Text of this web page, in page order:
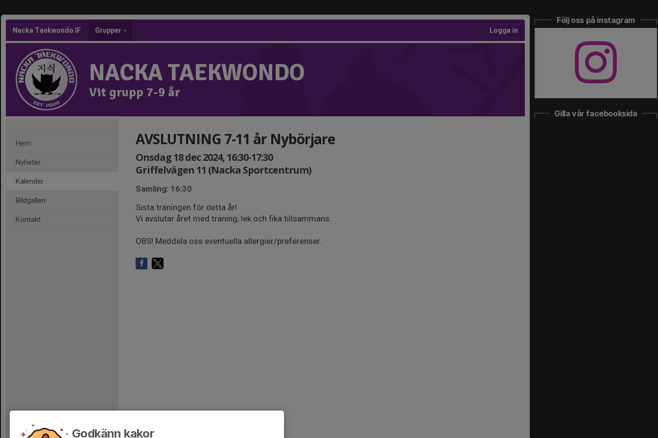
Nacka Taekwondo IF Grupper Logga in
NACKA TAEKWONDO
Vit grupp 7-9 år
Hem
Nyheter
Kalender
Bildgalleri
Kontakt
AVSLUTNING 7-11 år Nybörjare
Onsdag 18 dec 2024, 16:30-17:30
Griffelvägen 11 (Nacka Sportcentrum)
Samling: 16:30
Sista träningen för detta år!
Vi avslutar året med träning, lek och fika tillsammans.
OBS! Meddela oss eventuella allergier/preferenser.
Följ oss på instagram
Gilla vår facebooksida
Godkänn kakor